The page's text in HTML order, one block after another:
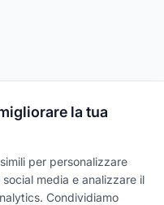
la tua
per personalizzare
media e analizzare il
Condividiamo